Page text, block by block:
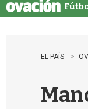
EL PAÍS